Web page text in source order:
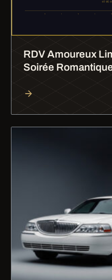
RDV Amoureux
Soirée